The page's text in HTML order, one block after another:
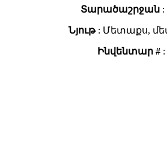
Տարածաշրջան:
Նյութ: Մետաքս,
Ինվենտար #: